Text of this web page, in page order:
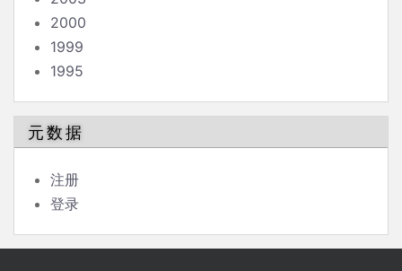
2000
1999
1995
元数据
注册
登录